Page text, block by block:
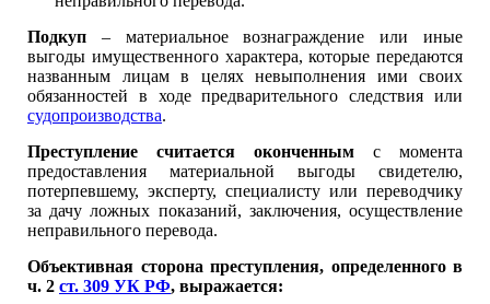
Подкуп – материальное вознаграждение или иные
выгоды имущественного характера, которые передаются
названным лицам в целях невыполнения ими своих
обязанностей в ходе предварительного следствия или
судопроизводства.
Преступление считается оконченным с момента
предоставления материальной выгоды свидетелю,
потерпевшему, эксперту, специалисту или переводчику
за дачу ложных показаний, заключения, осуществление
неправильного перевода.
Объективная сторона преступления, определенного в
ч. 2 ст. 309 УК РФ, выражается: